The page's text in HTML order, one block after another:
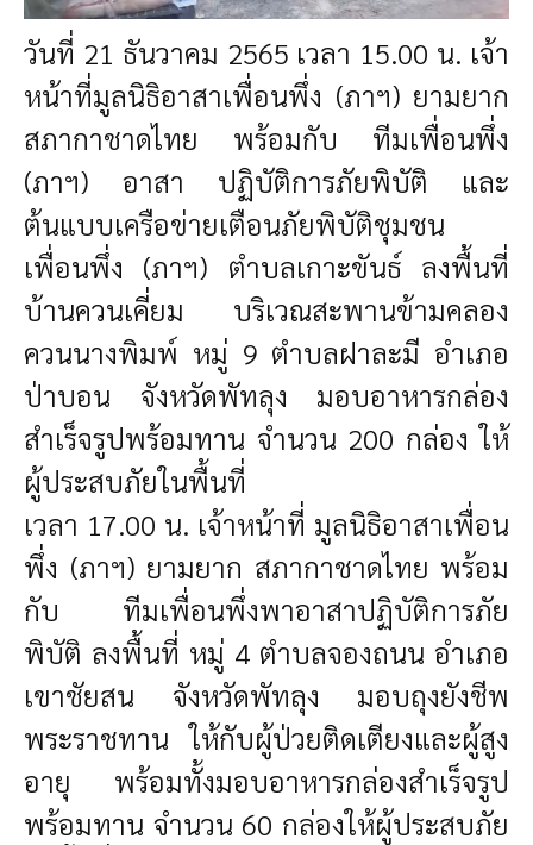
วันที่ 21 ธันวาคม 2565 เวลา 15.00 น. เจ้า
หน้าที่มูลนิธิอาสาเพื่อนพึ่ง (ภาฯ) ยามยาก
สภากาชาดไทย พร้อมกับ ทีมเพื่อนพึ่ง
(ภาฯ) อาสา ปฏิบัติการภัยพิบัติ และ
ต้นแบบเครือข่ายเตือนภัยพิบัติชุมชน
เพื่อนพึ่ง (ภาฯ) ตำบลเกาะขันธ์ ลงพื้นที่
บ้านควนเคี่ยม บริเวณสะพานข้ามคลอง
ควนนางพิมพ์ หมู่ 9 ตำบลฝาละมี อำเภอ
ป่าบอน จังหวัดพัทลุง มอบอาหารกล่อง
สำเร็จรูปพร้อมทาน จำนวน 200 กล่อง ให้
ผู้ประสบภัยในพื้นที่
เวลา 17.00 น. เจ้าหน้าที่ มูลนิธิอาสาเพื่อน
พึ่ง (ภาฯ) ยามยาก สภากาชาดไทย พร้อม
กับ ทีมเพื่อนพึ่งพาอาสาปฏิบัติการภัย
พิบัติ ลงพื้นที่ หมู่ 4 ตำบลจองถนน อำเภอ
เขาชัยสน จังหวัดพัทลุง มอบถุงยังชีพ
พระราชทาน ให้กับผู้ป่วยติดเตียงและผู้สูง
อายุ พร้อมทั้งมอบอาหารกล่องสำเร็จรูป
พร้อมทาน จำนวน 60 กล่องให้ผู้ประสบภัย